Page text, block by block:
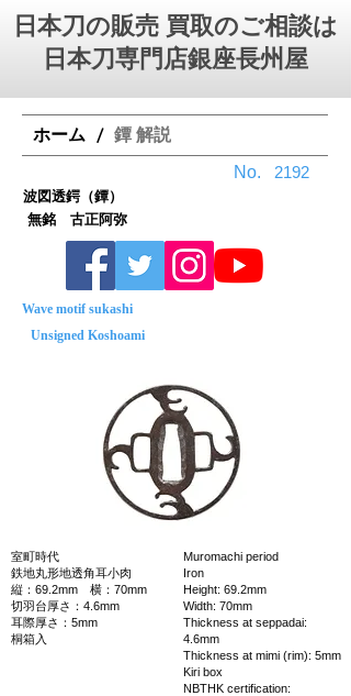
日本刀の販売 買取のご相談は
日本刀専門店銀座⻑州屋
ホーム / 鐔 解説
No.
無銘 古正阿弥
Wave motif sukashi
Unsigned Koshoami
室町時代
鉄地丸形地透角耳小肉
縦：69.2mm 横：70mm
切羽台厚さ：4.6mm
耳際厚さ：5mm
桐箱入
Muromachi period
Iron
Height: 69.2mm
Width: 70mm
Thickness at seppadai:
4.6mm
Thickness at mimi (rim): 5mm
Kiri box
NBTHK certification:
波図透鍔（鐔）
2192